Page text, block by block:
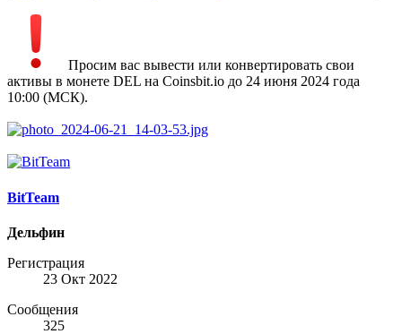
️ Просим вас вывести или конвертировать свои
активы в монете DEL на Coinsbit.io до 24 июня 2024 года
10:00 (МСК).
BitTeam
Дельфин
Регистрация
23 Окт 2022
Сообщения
325